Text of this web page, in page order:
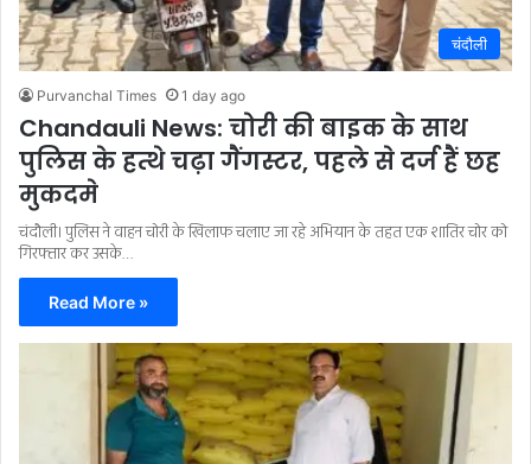
चंदौली
Purvanchal Times 1 day ago
Chandauli News: चोरी की बाइक के साथ
पुलिस के हत्थे चढ़ा गैंगस्टर, पहले से दर्ज हैं छह
मुकदमे
चंदौली। पुलिस ने वाहन चोरी के खिलाफ चलाए जा रहे अभियान के तहत एक शातिर चोर को
गिरफ्तार कर उसके…
Read More »